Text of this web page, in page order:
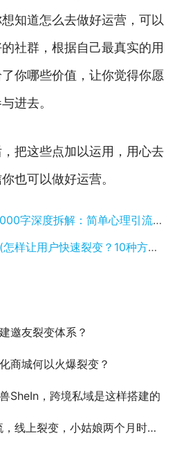
知道怎么去做好运营，可以
社群，根据自己最真实的用
你哪些价值，让你觉得你愿
进去。
把这些点加以运用，用心去
也可以做好运营。
深度拆解：简单心理引流及转化案例)
让用户快速裂变？10种方法供你选择)
邀友裂变体系？
商城何以火爆裂变？
SheIn，跨境私域是这样搭建的
，小姑娘两个月时间裂变600人销售团队)